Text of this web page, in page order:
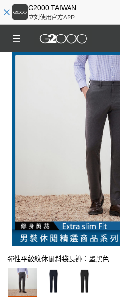
G2000 TAIWAN
立刻使用官方APP
彈性平紋紋休閒斜袋長褲：墨黑色